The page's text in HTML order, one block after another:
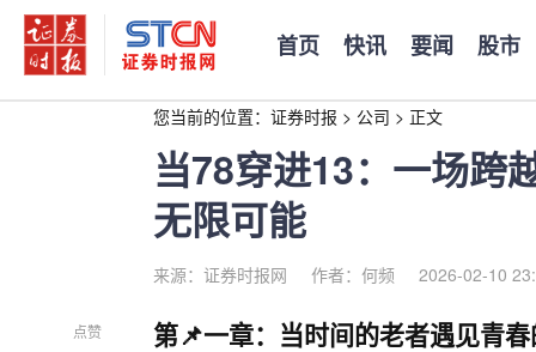
首页 快讯 要闻 股市
您当前的位置： 证券时报 > 公司 > 正文
当78穿进13：一场跨
无限可能
来源：证券时报网 作者：何频 2026-02-10
点赞 第📌一章：当时间的老者遇见青